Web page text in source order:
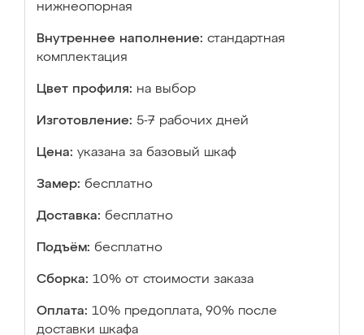
нижнеопорная
Внутреннее наполнение: стандартная
комплектация
Цвет профиля: на выбор
Изготовление: 5-7 рабочих дней
Цена: указана за базовый шкаф
Замер: бесплатно
Доставка: бесплатно
Подъём: бесплатно
Сборка: 10% от стоимости заказа
Оплата: 10% предоплата, 90% после
доставки шкафа